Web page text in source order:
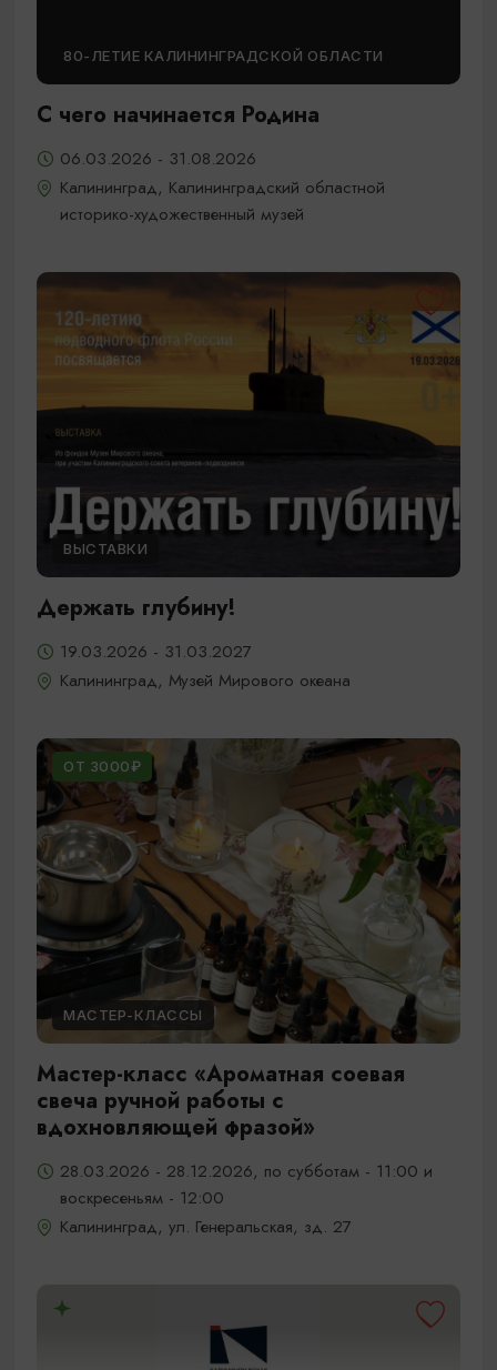
80-ЛЕТИЕ КАЛИНИНГРАДСКОЙ ОБЛАСТИ
С чего начинается Родина
06.03.2026 - 31.08.2026
Калининград, Калининградский областной
историко-художественный музей
ВЫСТАВКИ
Держать глубину!
19.03.2026 - 31.03.2027
Калининград, Музей Мирового океана
ОТ 3000₽
МАСТЕР-КЛАССЫ
Мастер-класс «Ароматная соевая
свеча ручной работы с
вдохновляющей фразой»
28.03.2026 - 28.12.2026, по субботам - 11:00 и
воскресеньям - 12:00
Калининград, ул. Генеральская, зд. 27